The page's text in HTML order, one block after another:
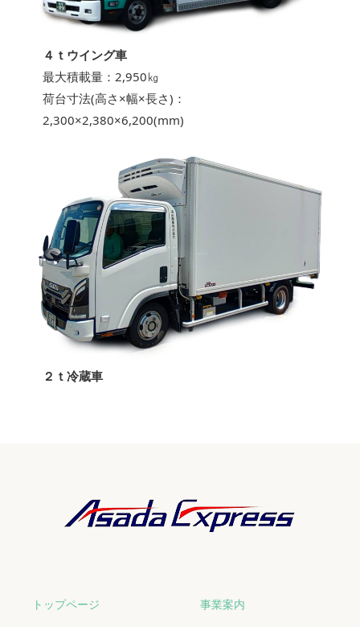
４ｔウイング車
最大積載量：2,950㎏
荷台寸法(高さ×幅×長さ)：
2,300×2,380×6,200(mm)
２ｔ冷蔵車
トップページ 事業案内